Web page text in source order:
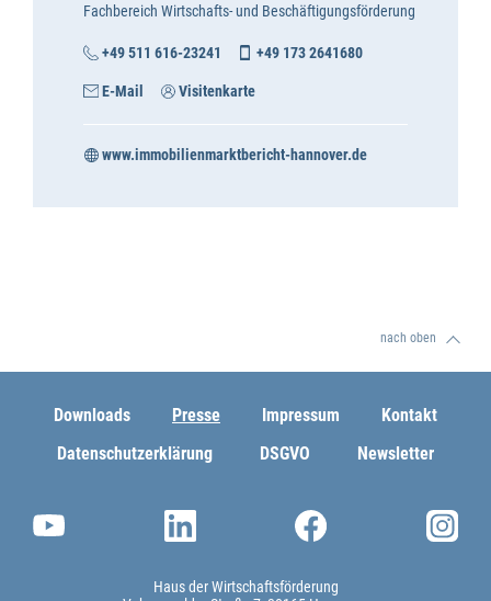
Fachbereich Wirtschafts- und Beschäftigungsförderung
+49 511 616-23241 +49 173 2641680
E-Mail Visitenkarte
www.immobilienmarktbericht-hannover.de
nach oben
Downloads Presse Impressum
Kontakt
Datenschutzerklärung
DSGVO Newsletter
Haus der Wirtschaftsförderung